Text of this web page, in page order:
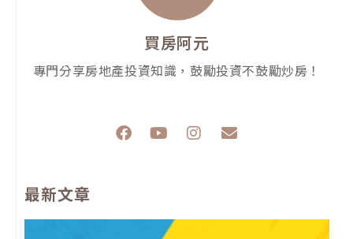
買房阿元
專門分享房地產投資知識，鼓勵投資不鼓勵炒房！
F
a
o
Y
e
I
r
E
p
最新文章